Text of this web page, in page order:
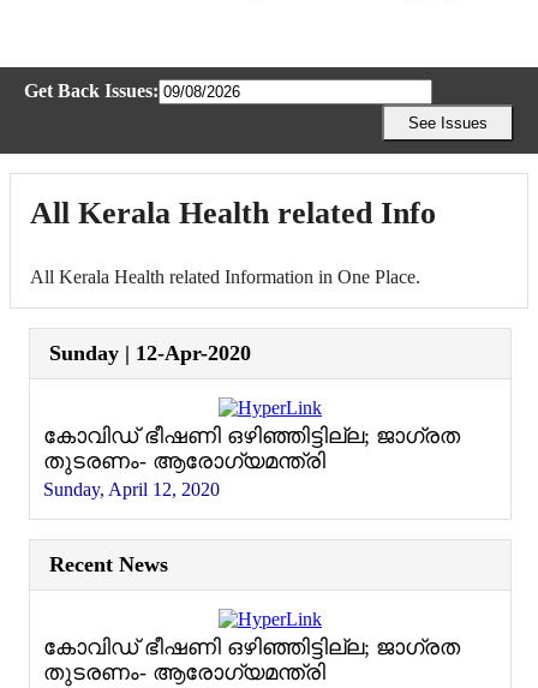
Get Back Issues:
All Kerala Health related Info
All Kerala Health related Information in One Place.
Sunday | 12-Apr-2020
കോവിഡ് ഭീഷണി ഒഴിഞ്ഞിട്ടില്ല; ജാഗ്രത
തുടരണം- ആരോഗ്യമന്ത്രി
Sunday, April 12, 2020
Recent News
കോവിഡ് ഭീഷണി ഒഴിഞ്ഞിട്ടില്ല; ജാഗ്രത
തുടരണം- ആരോഗ്യമന്ത്രി